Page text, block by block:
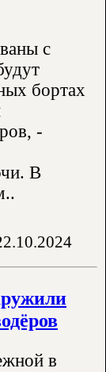
с
бортах
-
В
в